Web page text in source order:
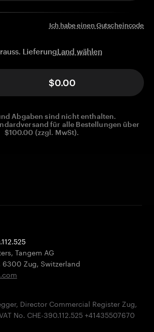
Ich habe einen Gutscheincode
LieferungLand wählen
$0.00
Abgaben sind nicht enthalten.
für alle Bestellungen über
$100.00 (zzgl. MwSt).
Tangem AG
6300 Zug, Switzerland
Director Commercial Register Zug,